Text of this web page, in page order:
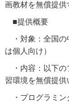
画教材を無償提供
■提供概要
・対象：全国
は個人向け）
・内容：以下
習環境を無償提供
・プログラミ